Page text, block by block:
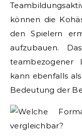
können die
den Spielern
aufzubauen.
teambezogener
kann ebenfalls
Bedeutung der